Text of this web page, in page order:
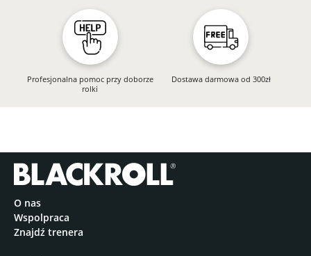
Profesjonalna pomoc przy doborze
rolki
Dostawa darmowa od 300zł
O nas
Wspolpraca
Znajdź trenera